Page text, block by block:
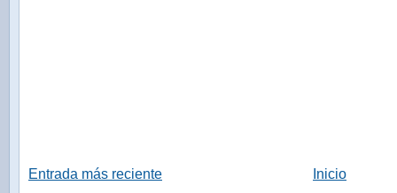
Entrada más reciente Inicio